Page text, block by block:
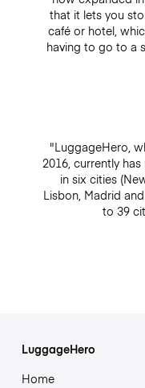
that it lets you
café or hotel,
having to go to a
"LuggageHero,
2016, currently
in six cities
Lisbon, Madrid
to 39
LuggageHero
Home